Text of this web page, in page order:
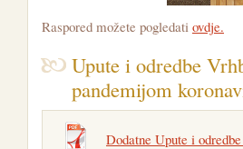
Raspored možete pogledati ovdje.
Upute i odredbe
pandemijom
Dodatne Upute i